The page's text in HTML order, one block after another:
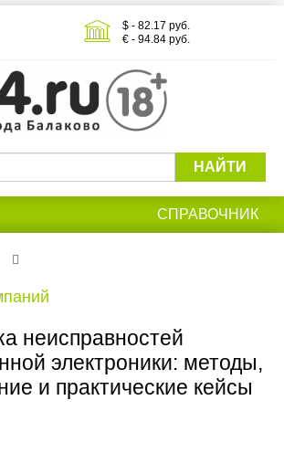
$ - 82.17 руб.
€ - 94.84 руб.
НАЙТИ
СПРАВОЧНИК
неисправностей
электроники: методы,
и практические кейсы